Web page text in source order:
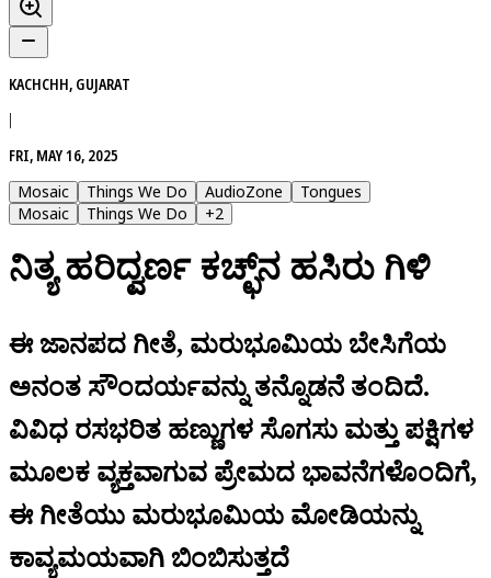
KACHCHH, GUJARAT
|
FRI, MAY 16, 2025
Mosaic
Things We Do AudioZone
Tongues
Mosaic
Things We Do +2
ನಿತ್ಯ ಹರಿದ್ವರ್ಣ ಕಚ್ಛ್‌ನ ಹಸಿರು ಗಿಳಿ
ಈ ಜಾನಪದ ಗೀತೆ, ಮರುಭೂಮಿಯ ಬೇಸಿಗೆಯ
ಅನಂತ ಸೌಂದರ್ಯವನ್ನು ತನ್ನೊಡನೆ ತಂದಿದೆ.
ವಿವಿಧ ರಸಭರಿತ ಹಣ್ಣುಗಳ ಸೊಗಸು ಮತ್ತು ಪಕ್ಷಿಗಳ
ಮೂಲಕ ವ್ಯಕ್ತವಾಗುವ ಪ್ರೇಮದ ಭಾವನೆಗಳೊಂದಿಗೆ,
ಈ ಗೀತೆಯು ಮರುಭೂಮಿಯ ಮೋಡಿಯನ್ನು
ಕಾವ್ಯಮಯವಾಗಿ ಬಿಂಬಿಸುತ್ತದೆ